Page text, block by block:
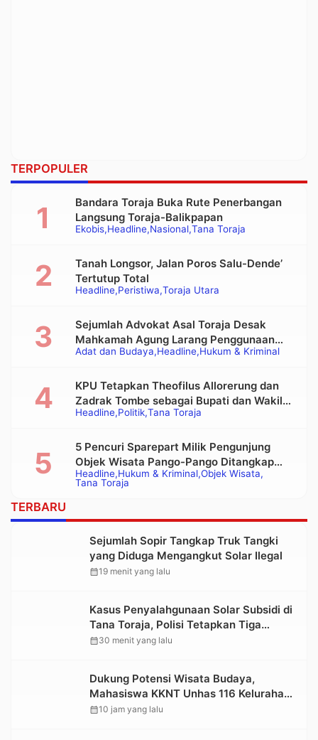
TERPOPULER
Ekobis Headline Nasional Tana Toraja
Bandara Toraja Buka Rute Penerbangan
Langsung Toraja-Balikpapan
Headline Peristiwa Toraja Utara
Tanah Longsor, Jalan Poros Salu-Dende’
Tertutup Total
Adat dan Budaya Headline Hukum & Kriminal
Sejumlah Advokat Asal Toraja Desak
Mahkamah Agung Larang Penggunaan
Alat Berat pada Eksekusi Rumah Adat
Headline Politik Tana Toraja
KPU Tetapkan Theofilus Allorerung dan
Zadrak Tombe sebagai Bupati dan Wakil
Bupati Tana Toraja Terpilih
Headline Hukum & Kriminal Objek Wisata
Tana Toraja
5 Pencuri Sparepart Milik Pengunjung
Objek Wisata Pango-Pango Ditangkap
Polisi
TERBARU
Sejumlah Sopir Tangkap Truk Tangki
yang Diduga Mengangkut Solar Ilegal
calendar_month19 menit yang lalu
Kasus Penyalahgunaan Solar Subsidi di
Tana Toraja, Polisi Tetapkan Tiga
Tersangka Baru
calendar_month30 menit yang lalu
Dukung Potensi Wisata Budaya,
Mahasiswa KKNT Unhas 116 Kelurahan
Nonongan Utara Pasang Papan
calendar_month10 jam yang lalu